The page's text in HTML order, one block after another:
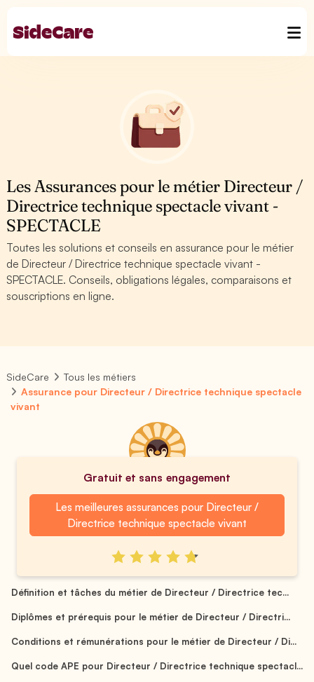
Les Assurances pour le métier Directeur /
Directrice technique spectacle vivant -
SPECTACLE
Toutes les solutions et conseils en assurance pour le métier
de Directeur / Directrice technique spectacle vivant -
SPECTACLE. Conseils, obligations légales, comparaisons et
souscriptions en ligne.
SideCare
Tous les métiers
Assurance pour Directeur / Directrice technique spectacle
vivant
Gratuit et sans engagement
Les meilleures assurances pour Directeur /
Directrice technique spectacle vivant
Définition et tâches du métier de Directeur / Directrice tec...
Diplômes et prérequis pour le métier de Directeur / Directri...
Conditions et rémunérations pour le métier de Directeur / Di...
Quel code APE pour Directeur / Directrice technique spectacl...